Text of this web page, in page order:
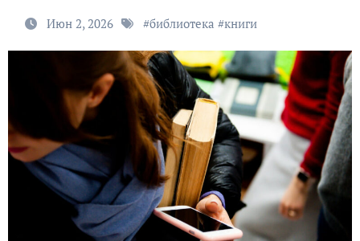
Июн 2, 2026 #библиотека #книги